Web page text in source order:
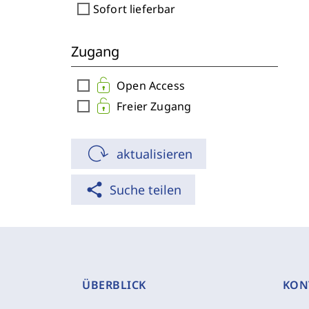
check_box_outline_blank Sofort lieferbar
Zugang
check_box_outline_blank Open Access
check_box_outline_blank Freier Zugang
aktualisieren
share Suche teilen
ÜBERBLICK